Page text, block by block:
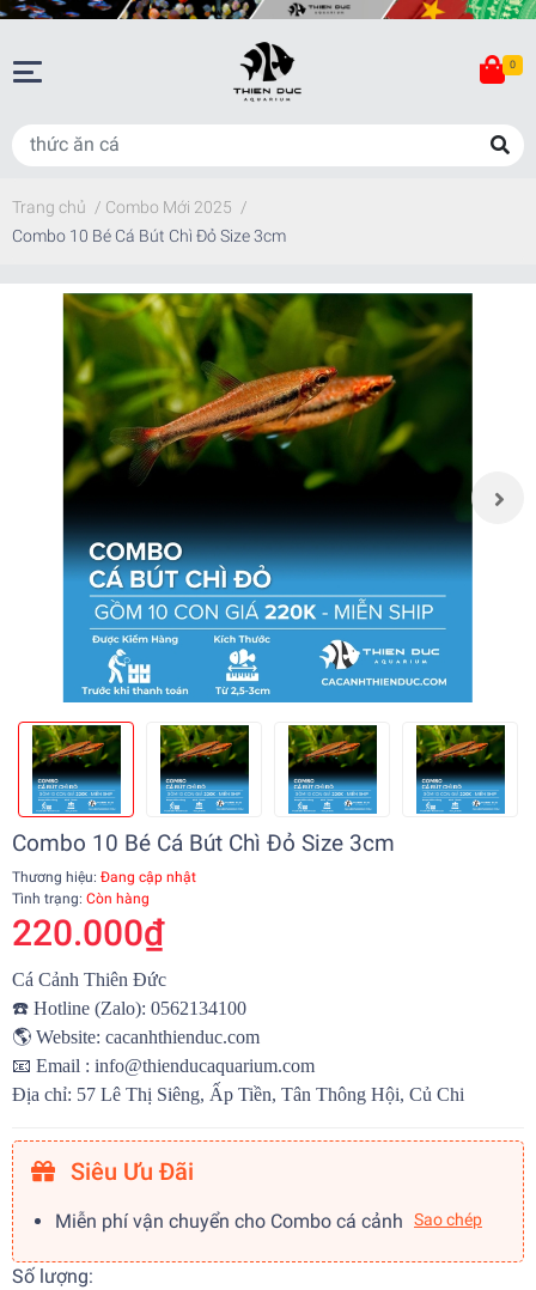
0
Trang chủ / Combo Mới 2025 /
Combo 10 Bé Cá Bút Chì Đỏ Size 3cm
Combo 10 Bé Cá Bút Chì Đỏ Size 3cm
Thương hiệu: Đang cập nhật
Tình trạng: Còn hàng
220.000₫
Cá Cảnh Thiên Đức
☎️ Hotline (Zalo): 0562134100
🌎 Website: cacanhthienduc.com
📧 Email : info@thienducaquarium.com
Địa chỉ: 57 Lê Thị Siêng, Ấp Tiền, Tân Thông Hội, Củ Chi
Siêu Ưu Đãi
Miễn phí vận chuyển cho Combo cá cảnh Sao chép
Số lượng: